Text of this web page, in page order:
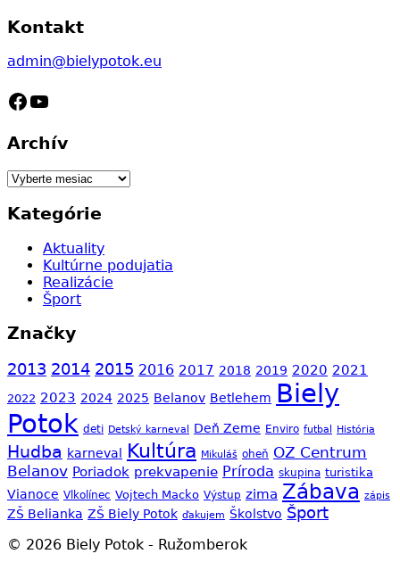
Kontakt
admin@bielypotok.eu
Facebook
YouTube
Archív
Archív
Kategórie
Aktuality
Kultúrne podujatia
Realizácie
Šport
Značky
2013 2014 2015 2016 2017 2018 2019 2020 2021
2022 2023 2024 2025 Belanov Betlehem Biely
Potok deti Detský karneval Deň Zeme Enviro futbal História
Hudba karneval Kultúra Mikuláš oheň OZ Centrum
Belanov Poriadok prekvapenie Príroda skupina turistika
Vianoce Vlkolínec Vojtech Macko Výstup zima Zábava zápis
ZŠ Belianka ZŠ Biely Potok ďakujem Školstvo Šport
© 2026 Biely Potok - Ružomberok